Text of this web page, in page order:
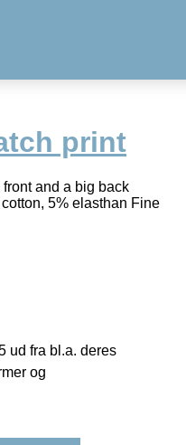
print
and a big back
5% elasthan Fine
ud fra bl.a. deres
og